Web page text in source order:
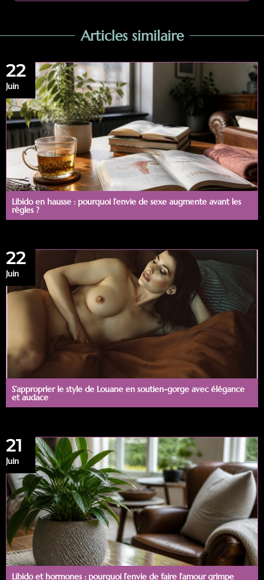
Articles similaire
22
Juin
Libido en hausse : pourquoi l’envie de sexe augmente avant les
règles ?
22
Juin
S’approprier le style de Louane en soutien-gorge avec élégance
et audace
21
Juin
Libido et hormones : pourquoi l’envie de faire l’amour grimpe